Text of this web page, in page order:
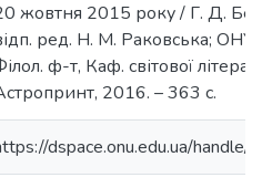
жовтня 2015 року / Г. Д.
ред. Н. М. Раковська; ОНУ
ф-т, Каф. світової
2016. – 363 с.
dspace.onu.edu.ua/